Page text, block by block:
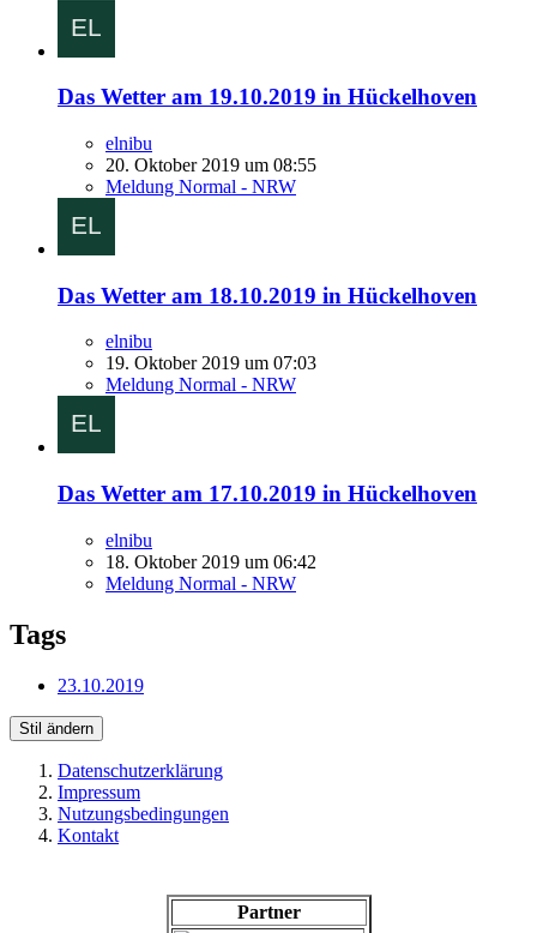
Das Wetter am 19.10.2019 in Hückelhoven
elnibu
20. Oktober 2019 um 08:55
Meldung Normal - NRW
Das Wetter am 18.10.2019 in Hückelhoven
elnibu
19. Oktober 2019 um 07:03
Meldung Normal - NRW
Das Wetter am 17.10.2019 in Hückelhoven
elnibu
18. Oktober 2019 um 06:42
Meldung Normal - NRW
Tags
23.10.2019
Stil ändern
Datenschutzerklärung
Impressum
Nutzungsbedingungen
Kontakt
Partner